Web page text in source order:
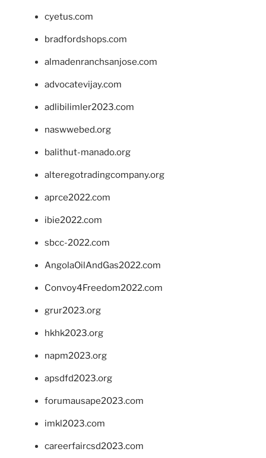
cyetus.com
bradfordshops.com
almadenranchsanjose.com
advocatevijay.com
adlibilimler2023.com
naswwebed.org
balithut-manado.org
alteregotradingcompany.org
aprce2022.com
ibie2022.com
sbcc-2022.com
AngolaOilAndGas2022.com
Convoy4Freedom2022.com
grur2023.org
hkhk2023.org
napm2023.org
apsdfd2023.org
forumausape2023.com
imkl2023.com
careerfaircsd2023.com